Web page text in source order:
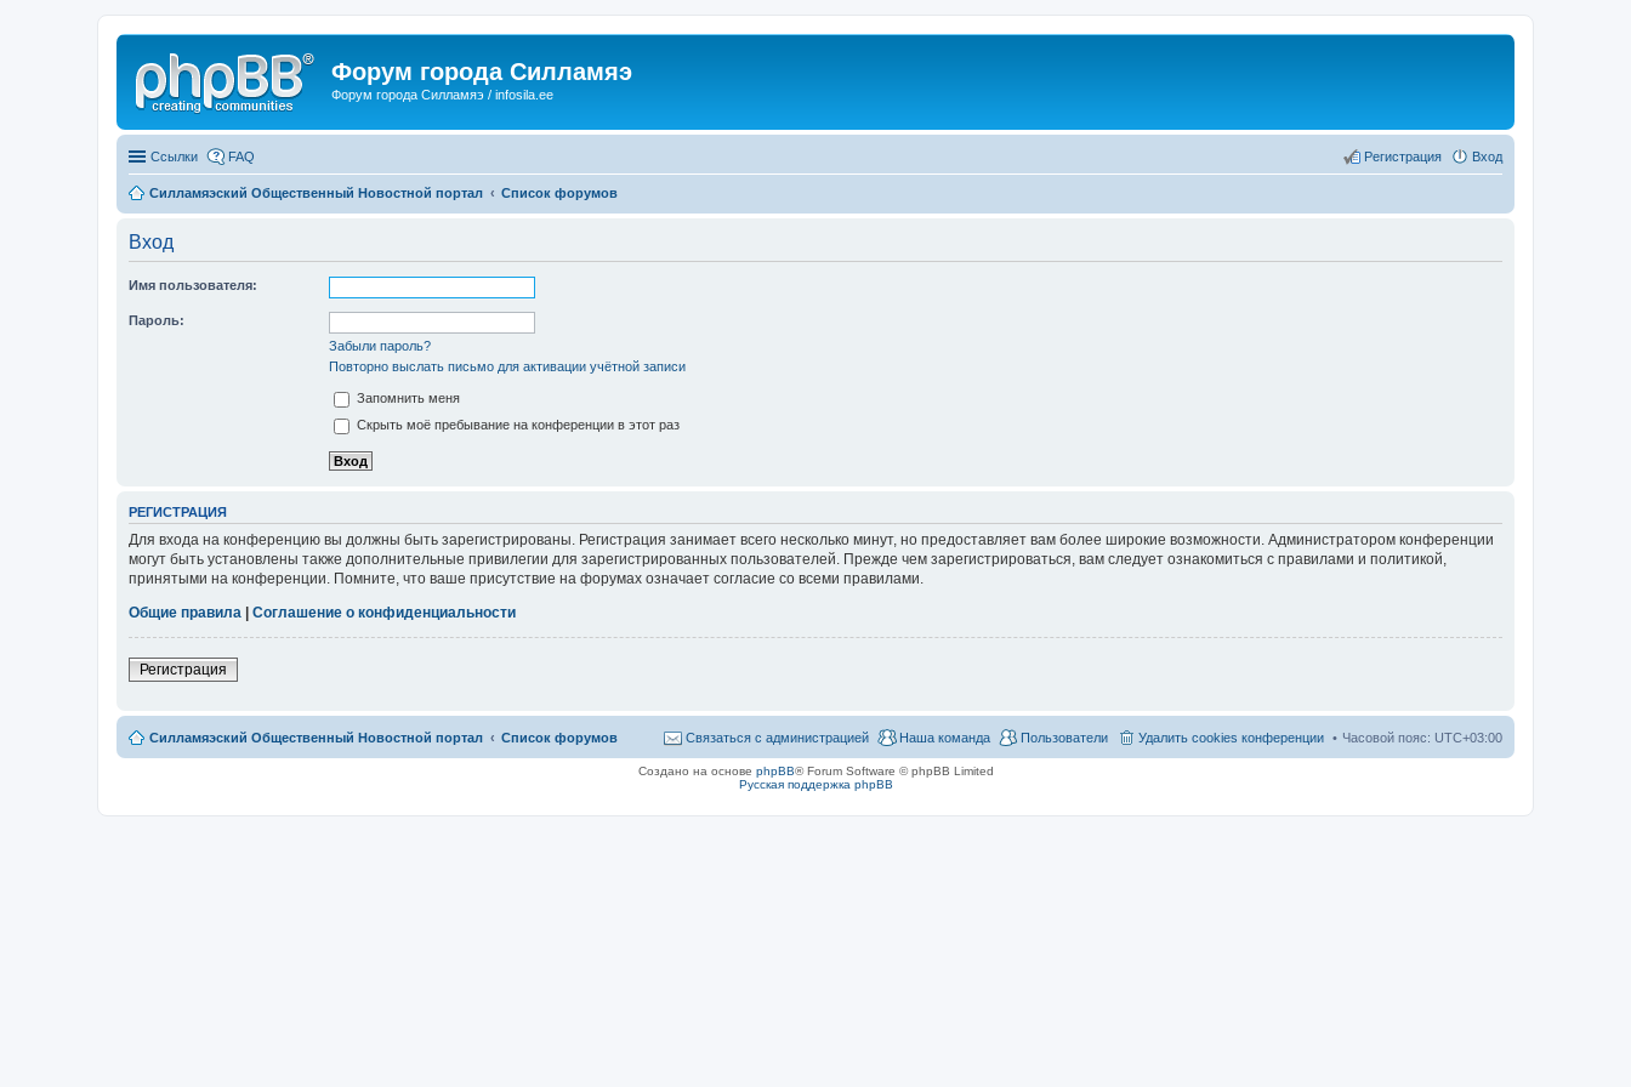
Форум города Силламяэ
Форум города Силламяэ / infosila.ee
Ссылки FAQ Вход
Регистрация
Силламяэский Общественный Новостной портал Список форумов
Вход
Имя пользователя:
Пароль:
Забыли пароль?
Повторно выслать письмо для активации учётной записи
Запомнить меня
Скрыть моё пребывание на конференции в этот раз
РЕГИСТРАЦИЯ
Для входа на конференцию вы должны быть зарегистрированы. Регистрация занимает всего несколько минут, но предоставляет вам более широкие возможности. Администратором конференции
могут быть установлены также дополнительные привилегии для зарегистрированных пользователей. Прежде чем зарегистрироваться, вам следует ознакомиться с правилами и политикой,
принятыми на конференции. Помните, что ваше присутствие на форумах означает согласие со всеми правилами.
Общие правила
Соглашение о конфиденциальности
Регистрация
Силламяэский Общественный Новостной портал Список форумов Часовой пояс: UTC+03:00
Удалить cookies конференции
Пользователи
Наша команда
Связаться с администрацией
Создано на основе phpBB® Forum Software © phpBB Limited
Русская поддержка phpBB